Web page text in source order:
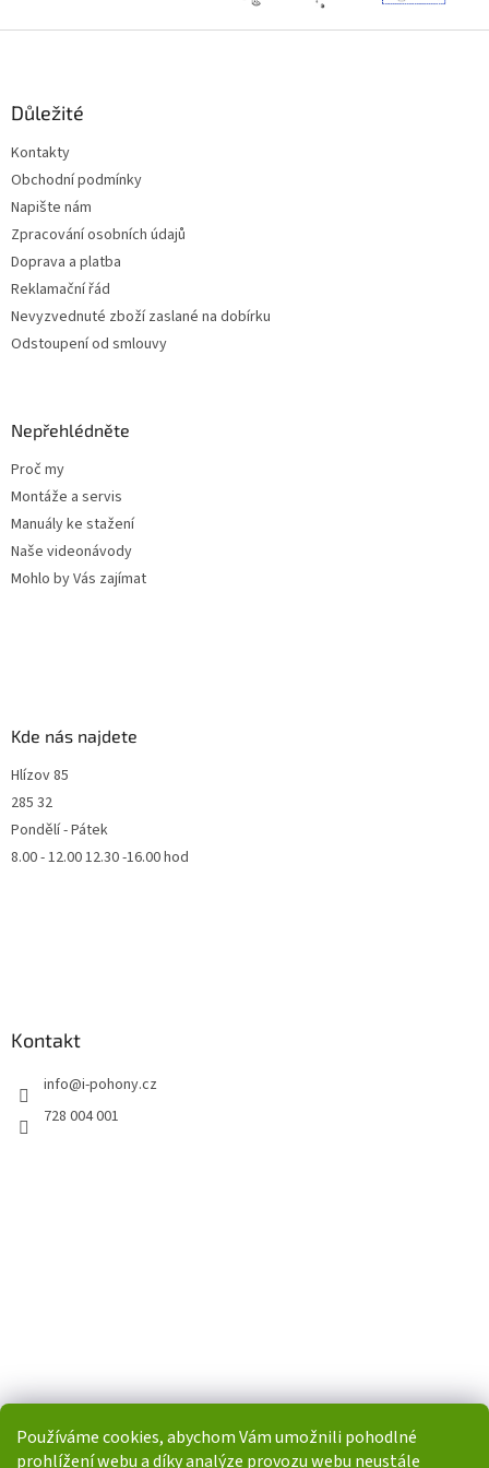
Používáme cookies, abychom Vám umožnili pohodlné
prohlížení webu a díky analýze provozu webu neustále
Důležité
Kontakty
Obchodní podmínky
Napište nám
Zpracování osobních údajů
Doprava a platba
Reklamační řád
Nevyzvednuté zboží zaslané na dobírku
Odstoupení od smlouvy
Nepřehlédněte
Proč my
Montáže a servis
Manuály ke stažení
Naše videonávody
Mohlo by Vás zajímat
Kde nás najdete
Hlízov 85
285 32
Pondělí - Pátek
8.00 - 12.00 12.30 -16.00 hod
Kontakt
info@i-pohony.cz
728 004 001